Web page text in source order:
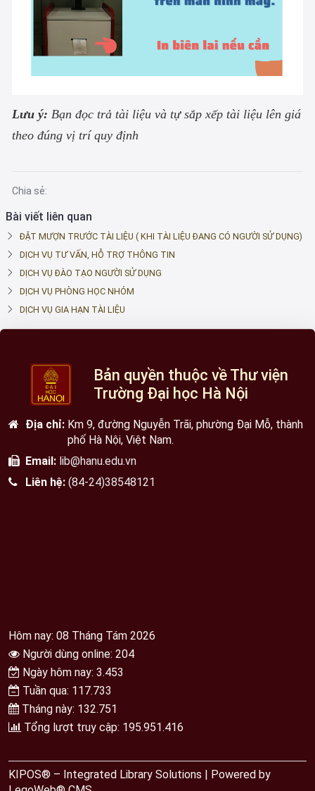
Lưu ý: Bạn đọc trả tài liệu và tự sắp xếp tài liệu lên giá
theo đúng vị trí quy định
Chia sẻ:
Bài viết liên quan
ĐẶT MƯỢN TRƯỚC TÀI LIỆU ( KHI TÀI LIỆU ĐANG CÓ NGƯỜI SỬ DỤNG)
DỊCH VỤ TƯ VẤN, HỖ TRỢ THÔNG TIN
DỊCH VỤ ĐÀO TẠO NGƯỜI SỬ DỤNG
DỊCH VỤ PHÒNG HỌC NHÓM
DỊCH VỤ GIA HẠN TÀI LIỆU
Bản quyền thuộc về Thư viện
Trường Đại học Hà Nội
Địa chỉ: Km 9, đường Nguyễn Trãi, phường Đại Mỗ, thành
phố Hà Nội, Việt Nam.
Email: lib@hanu.edu.vn
Liên hệ: (84-24)38548121
Hôm nay: 08 Tháng Tám 2026
Người dùng online: 204
Ngày hôm nay: 3.453
Tuần qua: 117.733
Tháng này: 132.751
Tổng lượt truy cập: 195.951.416
KIPOS® – Integrated Library Solutions | Powered by